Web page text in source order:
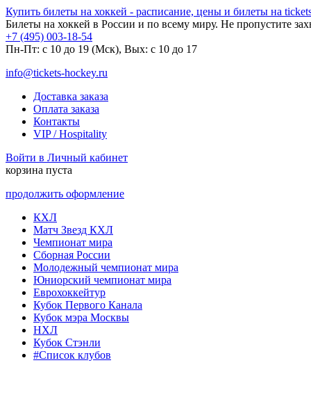
Купить билеты на хоккей - расписание, цены и билеты на
Билеты на хоккей в России и по всему миру. Не пропустите
+7 (495) 003-18-54
Пн-Пт: c 10 до 19 (Мск), Вых: с 10 до 17
info@tickets-hockey.ru
Доставка заказа
Оплата заказа
Контакты
VIP / Hospitality
Войти в Личный кабинет
корзина пуста
продолжить оформление
КХЛ
Матч Звезд КХЛ
Чемпионат мира
Сборная России
Молодежный чемпионат мира
Юниорский чемпионат мира
Еврохоккейтур
Кубок Первого Канала
Кубок мэра Москвы
НХЛ
Кубок Стэнли
#Список клубов